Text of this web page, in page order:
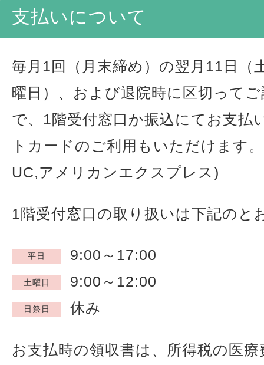
支払いについて
毎月1回（月末締め）の翌月11日（
曜日）、および退院時に区切って
で、1階受付窓口か振込にてお支払
トカードのご利用もいただけます
UC,アメリカンエクスプレス)
1階受付窓口の取り扱いは下記のと
平日 9:00～17:00
土曜日 9:00～12:00
日祭日 休み
お支払時の領収書は、所得税の医